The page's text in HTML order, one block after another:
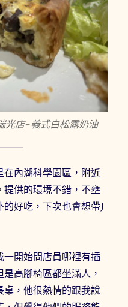
光店-義式白松露奶油
在內湖科學園區，附近
供的環境不錯，不壅
好吃，下次也會想帶J
一開始問店員哪裡有插
高腳椅區都坐滿人，
桌，他很熱情的跟我說